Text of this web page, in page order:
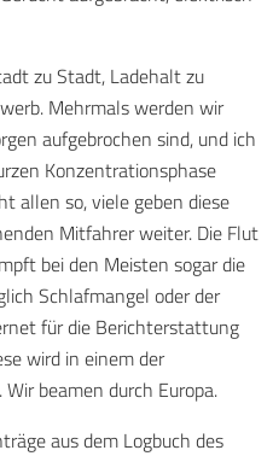
zu Stadt, Ladehalt zu
Mehrmals werden wir
aufgebrochen sind, und ich
Konzentrationsphase
allen so, viele geben diese
Mitfahrer weiter. Die Flut
bei den Meisten sogar die
Schlafmangel oder der
für die Berichterstattung
wird in einem der
beamen durch Europa.
aus dem Logbuch des